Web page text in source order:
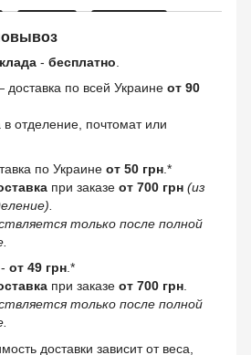
- бесплатно
доставка по всей Украине от 90
в отделение, почтомат или
по Украине от 50 грн .*
при заказе от 700 грн (из
только после полной
- от 49 грн .*
при заказе от 700 грн
только после полной
доставки зависит от веса,